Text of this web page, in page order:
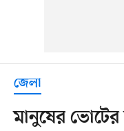
জেলা
মানুষের ভোটের